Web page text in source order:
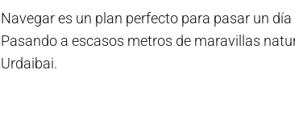
Navegar es un plan perfecto para pasar un
Pasando a escasos metros de maravillas
Urdaibai.